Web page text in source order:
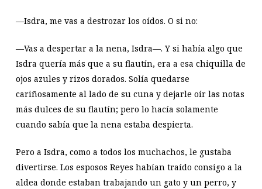
—Isdra, me vas a destrozar los oídos. O si no:
—Vas a despertar a la nena, Isdra—. Y si había algo que
Isdra quería más que a su flautín, era a esa chiquilla de
ojos azules y rizos dorados. Solía quedarse
cariñosamente al lado de su cuna y dejarle oír las notas
más dulces de su flautín; pero lo hacía solamente
cuando sabía que la nena estaba despierta.
Pero a Isdra, como a todos los muchachos, le gustaba
divertirse. Los esposos Reyes habían traído consigo a la
aldea donde estaban trabajando un gato y un perro, y